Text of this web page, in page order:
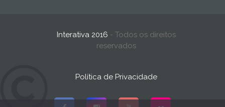
Interativa 2016 - Todos os direitos
reservados
Política de Privacidade